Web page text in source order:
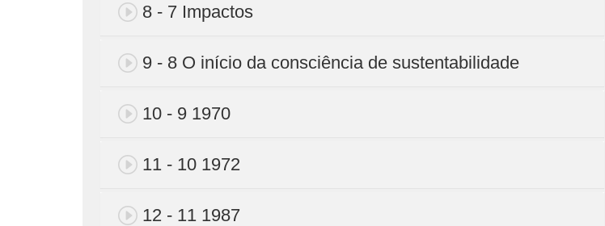
8 - 7 Impactos
9 - 8 O início da consciência de sustentabilidade
10 - 9 1970
11 - 10 1972
12 - 11 1987